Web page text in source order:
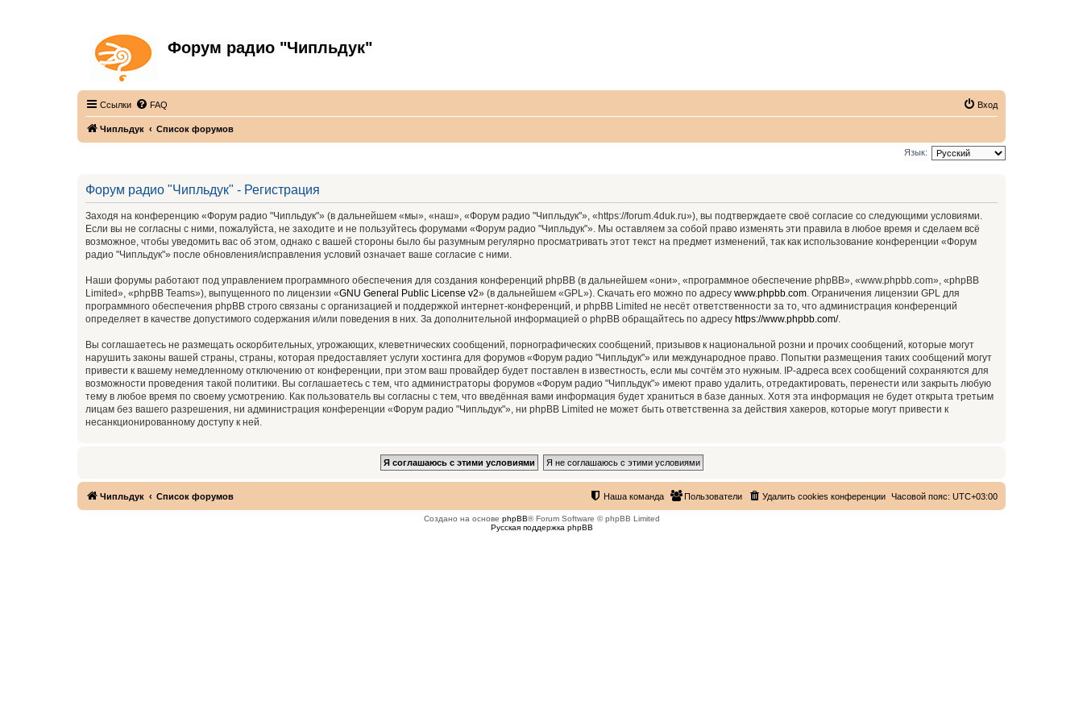
Форум радио "Чипльдук"
Ссылки FAQ Вход
Чипльдук Список форумов
Язык:
Форум радио "Чипльдук" - Регистрация
Заходя на конференцию «Форум радио "Чипльдук"» (в дальнейшем «мы», «наш», «Форум радио "Чипльдук"», «https://forum.4duk.ru»), вы подтверждаете своё согласие со следующими условиями.
Если вы не согласны с ними, пожалуйста, не заходите и не пользуйтесь форумами «Форум радио "Чипльдук"». Мы оставляем за собой право изменять эти правила в любое время и сделаем всё
возможное, чтобы уведомить вас об этом, однако с вашей стороны было бы разумным регулярно просматривать этот текст на предмет изменений, так как использование конференции «Форум
радио "Чипльдук"» после обновления/исправления условий означает ваше согласие с ними.
Наши форумы работают под управлением программного обеспечения для создания конференций phpBB (в дальнейшем «они», «программное обеспечение phpBB», «www.phpbb.com», «phpBB
Limited», «phpBB Teams»), выпущенного по лицензии «GNU General Public License v2» (в дальнейшем «GPL»). Скачать его можно по адресу www.phpbb.com . Ограничения лицензии GPL для
программного обеспечения phpBB строго связаны с организацией и поддержкой интернет-конференций, и phpBB Limited не несёт ответственности за то, что администрация конференций
определяет в качестве допустимого содержания и/или поведения в них. За дополнительной информацией о phpBB обращайтесь по адресу https://www.phpbb.com/.
Вы соглашаетесь не размещать оскорбительных, угрожающих, клеветнических сообщений, порнографических сообщений, призывов к национальной розни и прочих сообщений, которые могут
нарушить законы вашей страны, страны, которая предоставляет услуги хостинга для форумов «Форум радио "Чипльдук"» или международное право. Попытки размещения таких сообщений могут
привести к вашему немедленному отключению от конференции, при этом ваш провайдер будет поставлен в известность, если мы сочтём это нужным. IP-адреса всех сообщений сохраняются для
возможности проведения такой политики. Вы соглашаетесь с тем, что администраторы форумов «Форум радио "Чипльдук"» имеют право удалить, отредактировать, перенести или закрыть любую
тему в любое время по своему усмотрению. Как пользователь вы согласны с тем, что введённая вами информация будет храниться в базе данных. Хотя эта информация не будет открыта третьим
лицам без вашего разрешения, ни администрация конференции «Форум радио "Чипльдук"», ни phpBB Limited не может быть ответственна за действия хакеров, которые могут привести к
несанкционированному доступу к ней.
Чипльдук Список форумов Часовой пояс: UTC+03:00
Удалить cookies конференции
Пользователи
Наша команда
Создано на основе phpBB® Forum Software © phpBB Limited
Русская поддержка phpBB